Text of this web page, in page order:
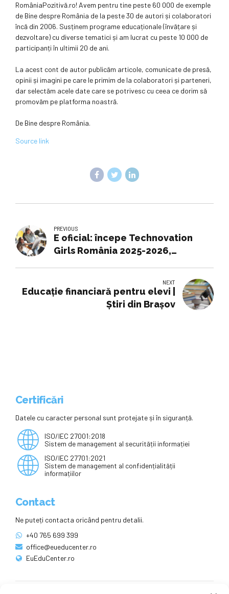
RomâniaPozitivă.ro! Avem pentru tine peste 60 000 de exemple
de Bine despre România de la peste 30 de autori și colaboratori
încă din 2006. Susținem programe educaționale (învățare și
dezvoltare) cu diverse tematici și am lucrat cu peste 10 000 de
participanți în ultimii 20 de ani.
La acest cont de autor publicăm articole, comunicate de presă,
opinii și imagini pe care le primim de la colaboratori și parteneri,
dar selectăm acele date care se potrivesc cu ceea ce dorim să
promovăm pe platforma noastră.
De Bine despre România.
Source link
PREVIOUS
E oficial: începe Technovation
Girls România 2025-2026,
reale
NEXT
Educație financiară pentru elevi |
Ştiri din Brașov
Certificări
Datele cu caracter personal sunt protejate și în siguranță.
ISO/IEC 27001:2018
Sistem de management al securității informației
ISO/IEC 27701:2021
Sistem de management al confidențialității
informațiilor
Contact
Ne puteți contacta oricând pentru detalii.
+40 765 699 399
office@eueducenter.ro
EuEduCenter.ro